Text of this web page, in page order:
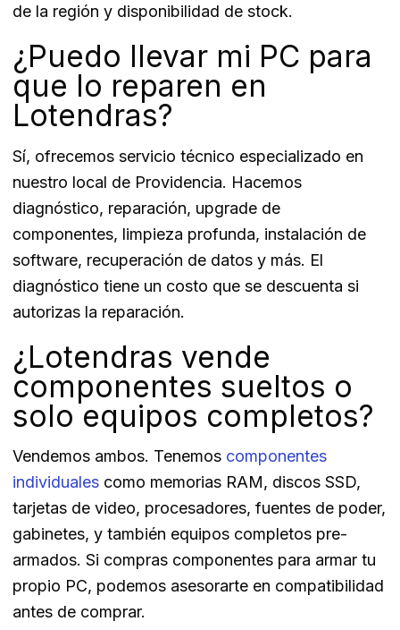
de la región y disponibilidad de stock.
¿Puedo llevar mi PC para
que lo reparen en
Lotendras?
Sí, ofrecemos servicio técnico especializado en
nuestro local de Providencia. Hacemos
diagnóstico, reparación, upgrade de
componentes, limpieza profunda, instalación de
software, recuperación de datos y más. El
diagnóstico tiene un costo que se descuenta si
autorizas la reparación.
¿Lotendras vende
componentes sueltos o
solo equipos completos?
Vendemos ambos. Tenemos componentes
individualescomo memorias RAM, discos SSD,
tarjetas de video, procesadores, fuentes de poder,
gabinetes, y también equipos completos pre-
armados. Si compras componentes para armar tu
propio PC, podemos asesorarte en compatibilidad
antes de comprar.